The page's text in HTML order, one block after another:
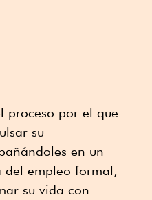
proceso por el que
su
en un
del empleo formal,
su vida con